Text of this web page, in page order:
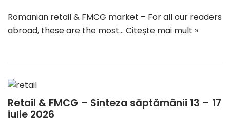
Romanian retail & FMCG market – For all our readers
abroad, these are the most… Citește mai mult »
Retail & FMCG – Sinteza săptămânii 13 – 17
iulie 2026